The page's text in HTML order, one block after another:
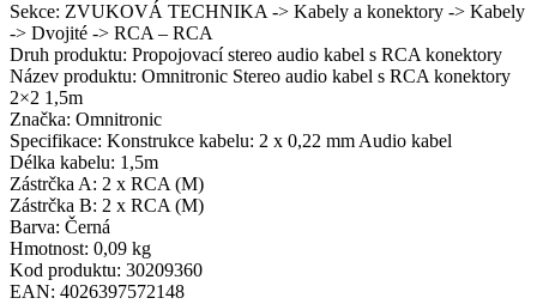
Sekce: ZVUKOVÁ TECHNIKA -> Kabely a konektory -> Kabely
-> Dvojité -> RCA – RCA
Druh produktu: Propojovací stereo audio kabel s RCA konektory
Název produktu: Omnitronic Stereo audio kabel s RCA konektory
2×2 1,5m
Značka: Omnitronic
Specifikace: Konstrukce kabelu: 2 x 0,22 mm Audio kabel
Délka kabelu: 1,5m
Zástrčka A: 2 x RCA (M)
Zástrčka B: 2 x RCA (M)
Barva: Černá
Hmotnost: 0,09 kg
Kod produktu: 30209360
EAN: 4026397572148